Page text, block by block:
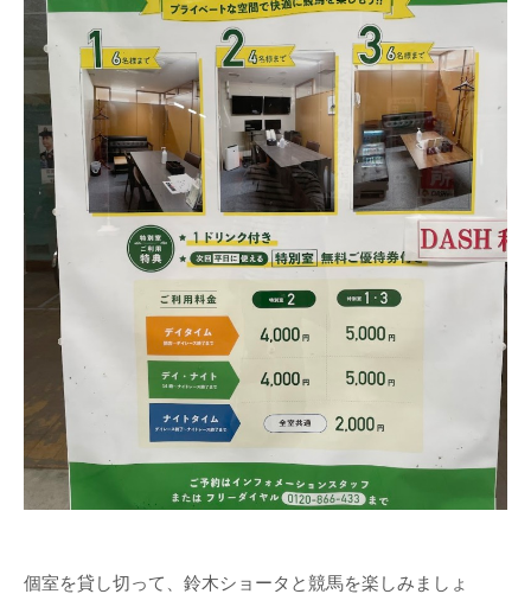
個室を貸し切って、鈴木ショータと競馬を楽しみましょ